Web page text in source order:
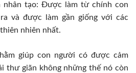
nhân tạo: Được làm từ chính con
và được làm gần giống với các
nhiên nhất.
giúp con người có được cảm
thư giãn không những thế nó còn